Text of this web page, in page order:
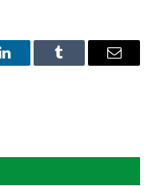
LinkedInTumblr
E-